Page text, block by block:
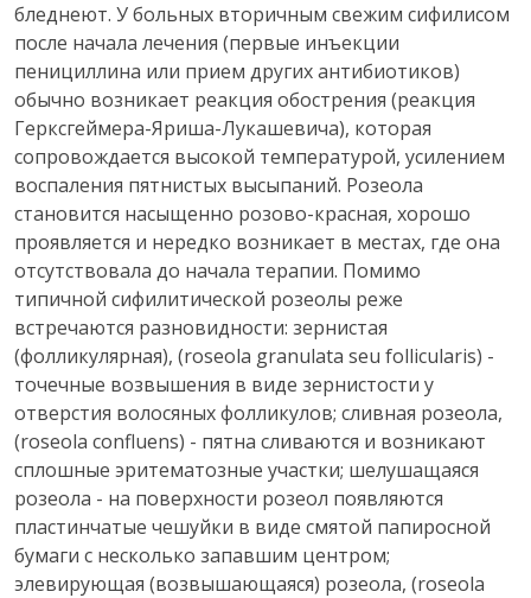
бледнеют. У больных вторичным свежим сифилисом
после начала лечения (первые инъекции
пенициллина или прием других антибиотиков)
обычно возникает реакция обострения (реакция
Герксгеймера-Яриша-Лукашевича), которая
сопровождается высокой температурой, усилением
воспаления пятнистых высыпаний. Розеола
становится насыщенно розово-красная, хорошо
проявляется и нередко возникает в местах, где она
отсутствовала до начала терапии. Помимо
типичной сифилитической розеолы реже
встречаются разновидности: зернистая
(фолликулярная), (roseola granulata seu follicularis) -
точечные возвышения в виде зернистости у
отверстия волосяных фолликулов; сливная розеола,
(roseola confluens) - пятна сливаются и возникают
сплошные эритематозные участки; шелушащаяся
розеола - на поверхности розеол появляются
пластинчатые чешуйки в виде смятой папиросной
бумаги с несколько запавшим центром;
элевирующая (возвышающаяся) розеола, (roseola